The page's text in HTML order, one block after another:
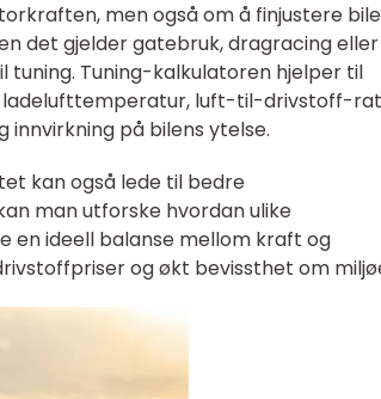
men også om å finjustere
det gjelder gatebruk, dragracing eller
Tuning-kalkulatoren hjelper til
ladelufttemperatur, luft-til-drivstoff-
innvirkning på bilens ytelse.
kan også lede til bedre
man utforske hvordan ulike
en ideell balanse mellom kraft og
og økt bevissthet om